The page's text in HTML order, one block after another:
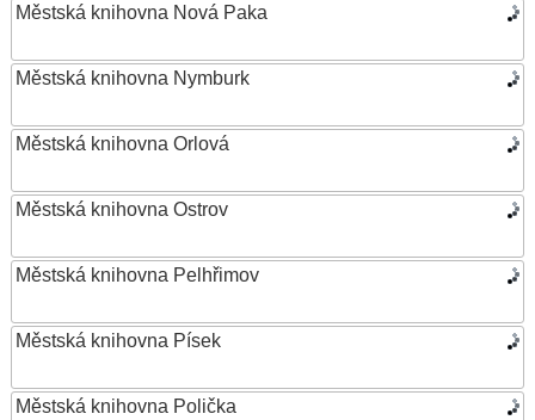
Městská knihovna Nová Paka
Městská knihovna Nymburk
Městská knihovna Orlová
Městská knihovna Ostrov
Městská knihovna Pelhřimov
Městská knihovna Písek
Městská knihovna Polička